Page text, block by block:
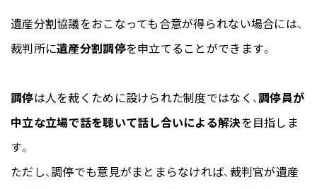
遺産分割協議をおこなっても合意が得られない場合には、
裁判所に遺産分割調停を申立てることができます。
調停は人を裁くために設けられた制度ではなく、調停員が
中立な立場で話を聴いて話し合いによる解決を目指しま
す。
ただし、調停でも意見がまとまらなければ、裁判官が遺産